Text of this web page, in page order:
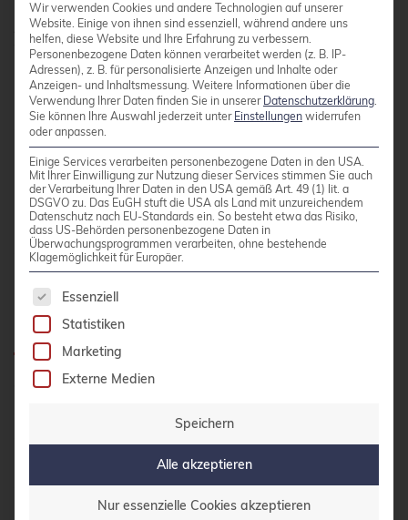
Als Open-Source-Alternativen zu populärer
Windows®-Software stehen zur Verfügung:
GIMP statt Photoshop, Blender für 3D-
Modellierung, Audacity für Audiobearbeitung
sowie Firefox oder Chromium als Webbrowser.
Diese Alternativen bieten oft vergleichbare
Funktionalität bei vollständiger Linux®-
Integration.
Wie unterstützt credativ® bei
Linux-Software und Open-
Source-Lösungen?
credativ® bietetumfassende Unterstützung
Source-Lösungen mit über 25 Jahren Erfahrung
im Unternehmenseinsatz. Unser 24/7-Open-
Source-Support-Center gewährleistet die
notwendige Sicherheit für den produktiven
Wir verwenden Cookies und andere Technologien auf unserer
Website. Einige von ihnen sind essenziell, während andere uns
helfen, diese Website und Ihre Erfahrung zu verbessern.
Personenbezogene Daten können verarbeitet werden (z. B. IP-
Adressen), z. B. für personalisierte Anzeigen und Inhalte oder
Anzeigen- und Inhaltsmessung. Weitere Informationen über die
Verwendung Ihrer Daten finden Sie in unserer Datenschutzerklärung.
Sie können Ihre Auswahl jederzeit unter Einstellungen widerrufen
oder anpassen.
Einige Services verarbeiten personenbezogene Daten in den USA.
Mit Ihrer Einwilligung zur Nutzung dieser Services stimmen Sie auch
der Verarbeitung Ihrer Daten in den USA gemäß Art. 49 (1) lit. a
DSGVO zu. Das EuGH stuft die USA als Land mit unzureichendem
Datenschutz nach EU-Standards ein. So besteht etwa das Risiko,
dass US-Behörden personenbezogene Daten in
Überwachungsprogrammen verarbeiten, ohne bestehende
Klagemöglichkeit für Europäer.
Es folgt eine Liste der Service-Gruppen, für die
Essenziell
Statistiken
Marketing
Externe Medien
Speichern
Alle akzeptieren
Nur essenzielle Cookies akzeptieren